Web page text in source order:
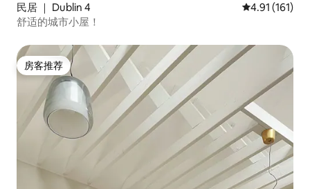
民居 ｜ Dublin 4 平均评分 4.91
4.91 (161)
舒适的城市小屋！
房客推荐
房客推荐